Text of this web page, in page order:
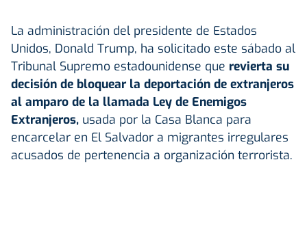
La administración del presidente de Estados
Unidos, Donald Trump, ha solicitado este sábado al
Tribunal Supremo estadounidense que revierta su
decisión de bloquear la deportación de extranjeros
al amparo de la llamada Ley de Enemigos
Extranjeros, usada por la Casa Blanca para
encarcelar en El Salvador a migrantes irregulares
acusados de pertenencia a organización terrorista.